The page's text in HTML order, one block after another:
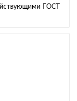
ГОСТ